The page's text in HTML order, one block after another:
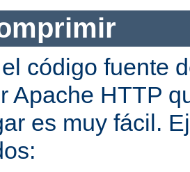
código fuente
Apache HTTP
es muy fácil.